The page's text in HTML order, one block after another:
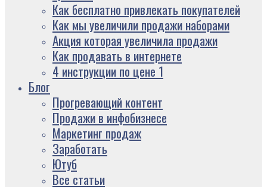
Как бесплатно привлекать покупателей
Как мы увеличили продажи наборами
Акция которая увеличила продажи
Как продавать в интернете
4 инструкции по цене 1
Блог
Прогревающий контент
Продажи в инфобизнесе
Маркетинг продаж
Заработать
Ютуб
Все статьи